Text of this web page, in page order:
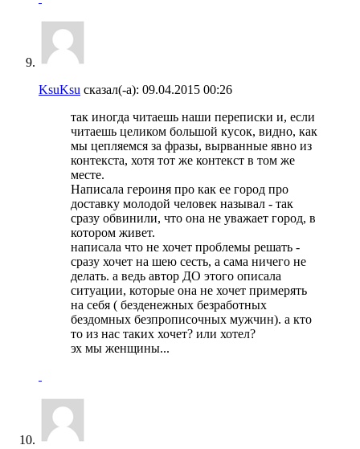
KsuKsu сказал(-а): 09.04.2015 00:26
так иногда читаешь наши переписки и, если
читаешь целиком большой кусок, видно, как
мы цепляемся за фразы, вырванные явно из
контекста, хотя тот же контекст в том же
месте.
Написала героиня про как ее город про
доставку молодой человек называл - так
сразу обвинили, что она не уважает город, в
котором живет.
написала что не хочет проблемы решать -
сразу хочет на шею сесть, а сама ничего не
делать. а ведь автор ДО этого описала
ситуации, которые она не хочет примерять
на себя ( безденежных безработных
бездомных безпрописочных мужчин). а кто
то из нас таких хочет? или хотел?
эх мы женщины...